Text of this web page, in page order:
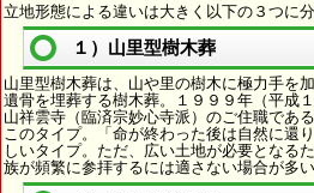
立地形態による違いは大きく以下の３つに分
１）山里型樹木葬
山里型樹木葬は、山や里の樹木に極力手を
遺骨を埋葬する樹木葬。１９９９年（平成
山祥雲寺（臨済宗妙心寺派）のご住職であ
このタイプ。「命が終わった後は自然に還
しいタイプ。ただ、広い土地が必要となる
族が頻繁に参拝するには適さない場合が多い